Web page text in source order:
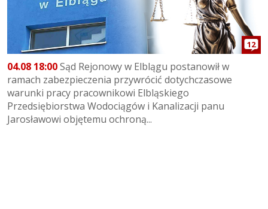
12
04.08 18:00Sąd Rejonowy w Elblągu postanowił w
ramach zabezpieczenia przywrócić dotychczasowe
warunki pracy pracownikowi Elbląskiego
Przedsiębiorstwa Wodociągów i Kanalizacji panu
Jarosławowi objętemu ochroną...